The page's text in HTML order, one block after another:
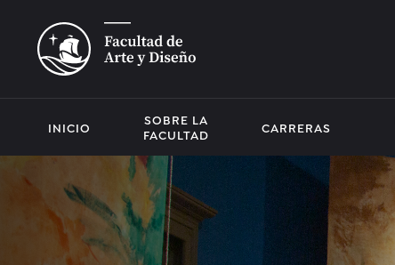
INICIO
SOBRE LA
FACULTAD
CARRERAS